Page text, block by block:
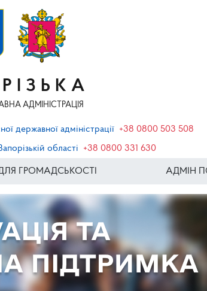
АДМІНІСТРАЦІЯ
державної адміністрації +38 0800 503 508
області
+38 0800 331 630
ГРОМАДСЬКОСТІ АДМІН